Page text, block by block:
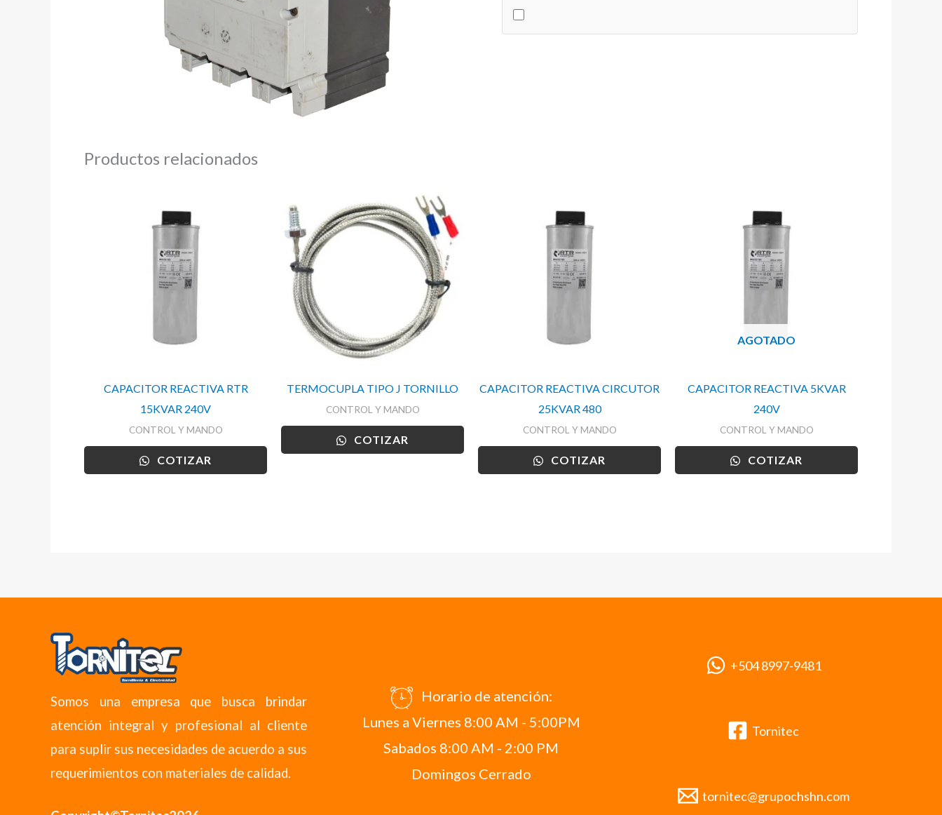
cantidad
Productos relacionados
CAPACITOR REACTIVA RTR
15KVAR 240V
CONTROL Y MANDO
COTIZAR
TERMOCUPLA TIPO J TORNILLO
CONTROL Y MANDO
COTIZAR
CAPACITOR REACTIVA CIRCUTOR
25KVAR 480
CONTROL Y MANDO
COTIZAR
AGOTADO
CAPACITOR REACTIVA 5KVAR
240V
CONTROL Y MANDO
COTIZAR
Somos una empresa que busca brindar
atención integral y profesional al cliente
para suplir sus necesidades de acuerdo a sus
requerimientos con materiales de calidad.
Horario de atención:
Lunes a Viernes 8:00 AM - 5:00PM
Sabados 8:00 AM - 2:00 PM
Domingos Cerrado
+504 8997-9481
Tornitec
tornitec@grupochshn.com